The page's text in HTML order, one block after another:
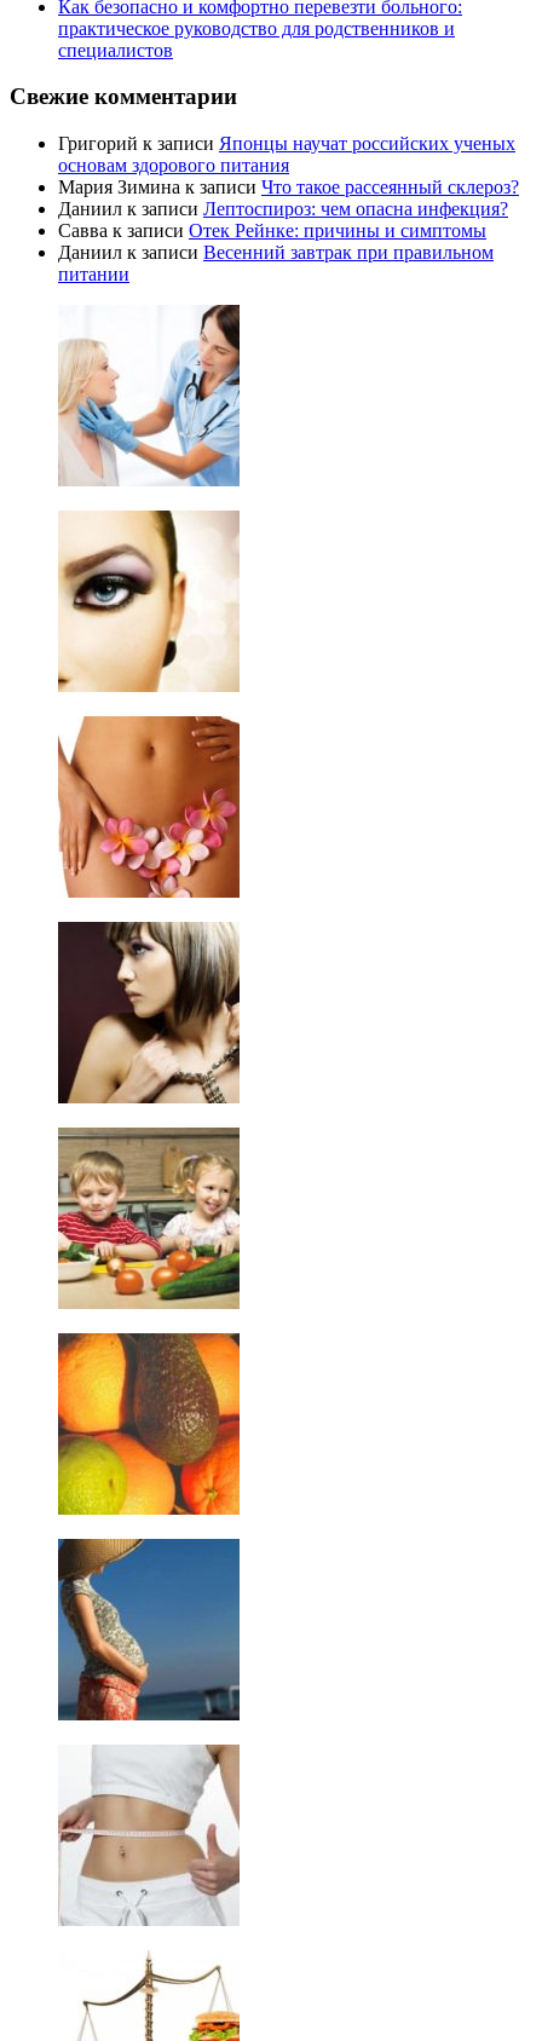
Как безопасно и комфортно перевезти больного:
практическое руководство для родственников и
специалистов
Свежие комментарии
Григорий к записи Японцы научат российских ученых
основам здорового питания
Мария Зимина к записи Что такое рассеянный склероз?
Даниил к записи Лептоспироз: чем опасна инфекция?
Савва к записи Отек Рейнке: причины и симптомы
Даниил к записи Весенний завтрак при правильном
питании